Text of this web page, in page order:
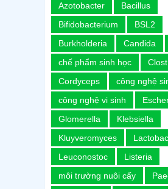
Azotobacter
Bacillus
Bifidobacterium
BSL2
Burkholderia
Candida
chế phẩm sinh học
Cordyceps
công nghệ
công nghệ vi sinh
Glomerella
Klebsiella
Kluyveromyces
Leuconostoc
Listeria
môi trường nuôi cấy